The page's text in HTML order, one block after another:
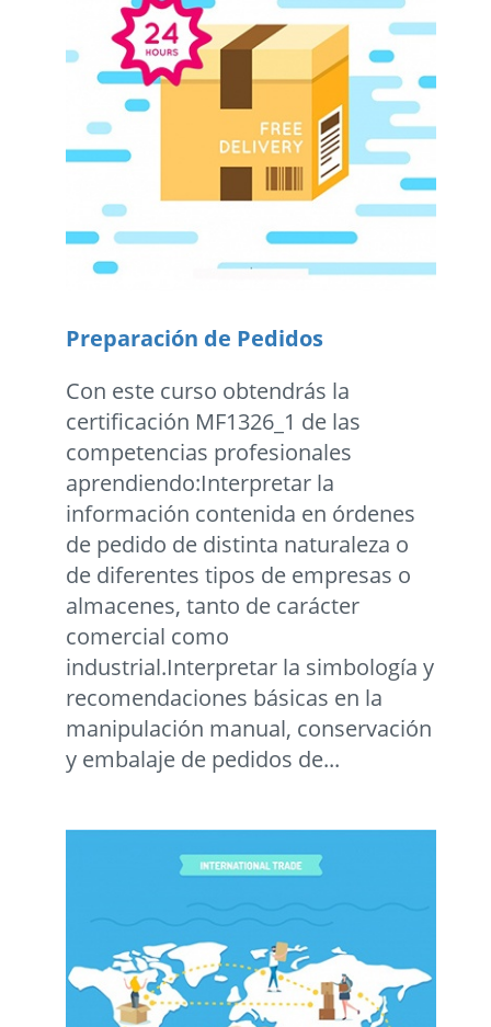
Preparación de Pedidos
Con este curso obtendrás la
certificación MF1326_1 de las
competencias profesionales
aprendiendo:Interpretar la
información contenida en órdenes
de pedido de distinta naturaleza o
de diferentes tipos de empresas o
almacenes, tanto de carácter
comercial como
industrial.Interpretar la simbología y
recomendaciones básicas en la
manipulación manual, conservación
y embalaje de pedidos de...